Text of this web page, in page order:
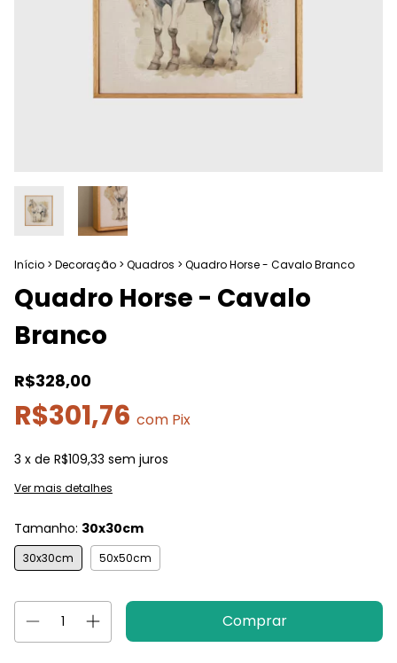
Início > Decoração > Quadros > Quadro Horse - Cavalo Branco
Quadro Horse - Cavalo
Branco
R$328,00
R$301,76 com Pix
3 x de R$109,33 sem juros
Ver mais detalhes
Tamanho: 30x30cm
30x30cm 50x50cm